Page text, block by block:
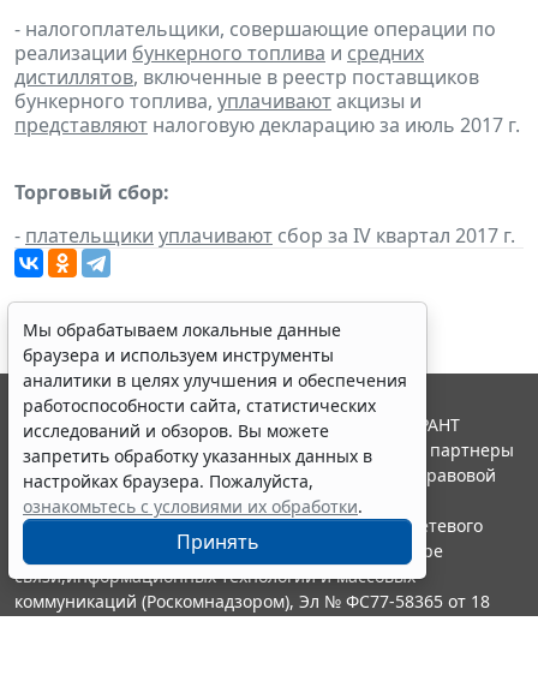
- налогоплательщики, совершающие операции по
реализации бункерного топлива и средних
дистиллятов, включенные в реестр поставщиков
бункерного топлива, уплачиваютакцизы и
представляют налоговую декларацию за июль 2017 г.
Торговый сбор:
- плательщики уплачивают сбор за IV квартал 2017 г.
Мы обрабатываем локальные данные
браузера и используем инструменты
аналитики в целях улучшения и обеспечения
работоспособности сайта, статистических
исследований и обзоров. Вы можете
запретить обработку указанных данных в
настройках браузера. Пожалуйста,
ознакомьтесь с условиями их обработки.
Принять
© ООО "НПП "ГАРАНТ-СЕРВИС", 2026. Система ГАРАНТ
выпускается с 1990 года. Компания "Гарант" и ее партнеры
являются участниками Российской ассоциации правовой
информации ГАРАНТ.
Портал ГАРАНТ.РУ зарегистрирован в качестве сетевого
издания Федеральной службой по надзору в сфере
связи,информационных технологий и массовых
коммуникаций (Роскомнадзором), Эл № ФС77-58365 от 18